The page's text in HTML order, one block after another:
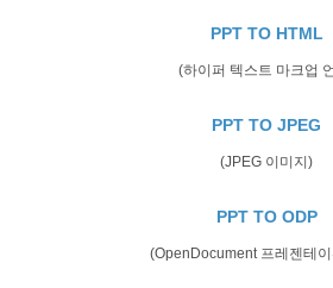
PPT TO HTML
(하이퍼 텍스트 마크업
PPT TO JPEG
(JPEG 이미지)
PPT TO ODP
(OpenDocument 프레젠테